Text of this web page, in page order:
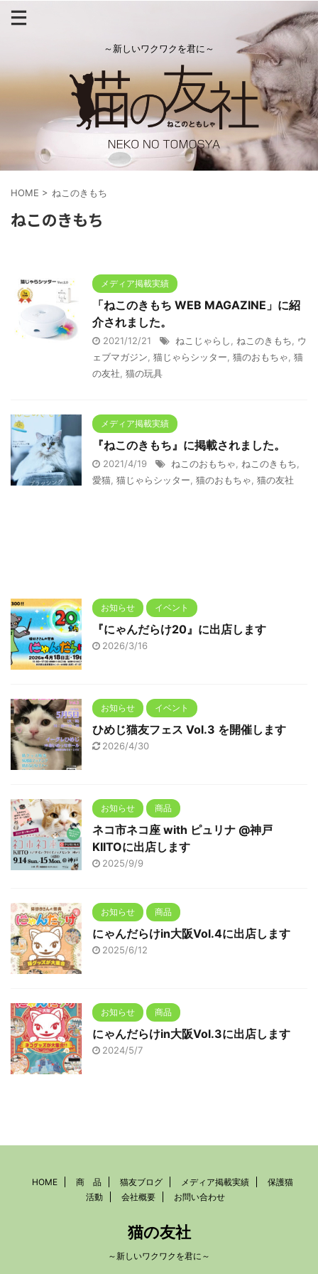
～新しいワクワクを君に～
HOME > ねこのきもち
ねこのきもち
メディア掲載実績
「ねこのきもち WEB MAGAZINE」に紹
介されました。
2021/12/21 ねこじゃらし ねこのきもち
ウ
ェブマガジン 猫じゃらシッター 猫のおもちゃ 猫
の友社 猫の玩具
メディア掲載実績
『ねこのきもち』に掲載されました。
2021/4/19 ねこのおもちゃ ねこのきもち
愛猫 猫じゃらシッター 猫のおもちゃ 猫の友社
お知らせ イベント
『にゃんだらけ20』に出店します
2026/3/16
お知らせ イベント
ひめじ猫友フェス Vol.3 を開催します
2026/4/30
お知らせ 商品
ネコ市ネコ座 with ピュリナ @神戸
KIITOに出店します
2025/9/9
お知らせ 商品
にゃんだらけin大阪Vol.4に出店します
2025/6/12
お知らせ 商品
にゃんだらけin大阪Vol.3に出店します
2024/5/7
HOME 商 品 猫友ブログ メディア掲載実績
保護猫
活動
会社概要 お問い合わせ
猫の友社
～新しいワクワクを君に～